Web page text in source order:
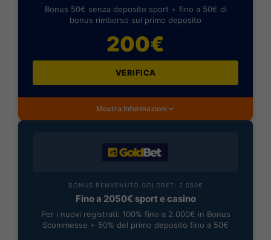
Bonus 50€ senza deposito sport + fino a 50€ di
bonus rimborso sul primo deposito
200€
VERIFICA
Mostra Informazioni
BONUS BENVENUTO GOLDBET: 2.050€
Fino a 2050€ sport e casino
Per i nuovi registrati: 100% fino a 2.000€ in Bonus
Scommesse + 50% del primo deposito fino a 50€